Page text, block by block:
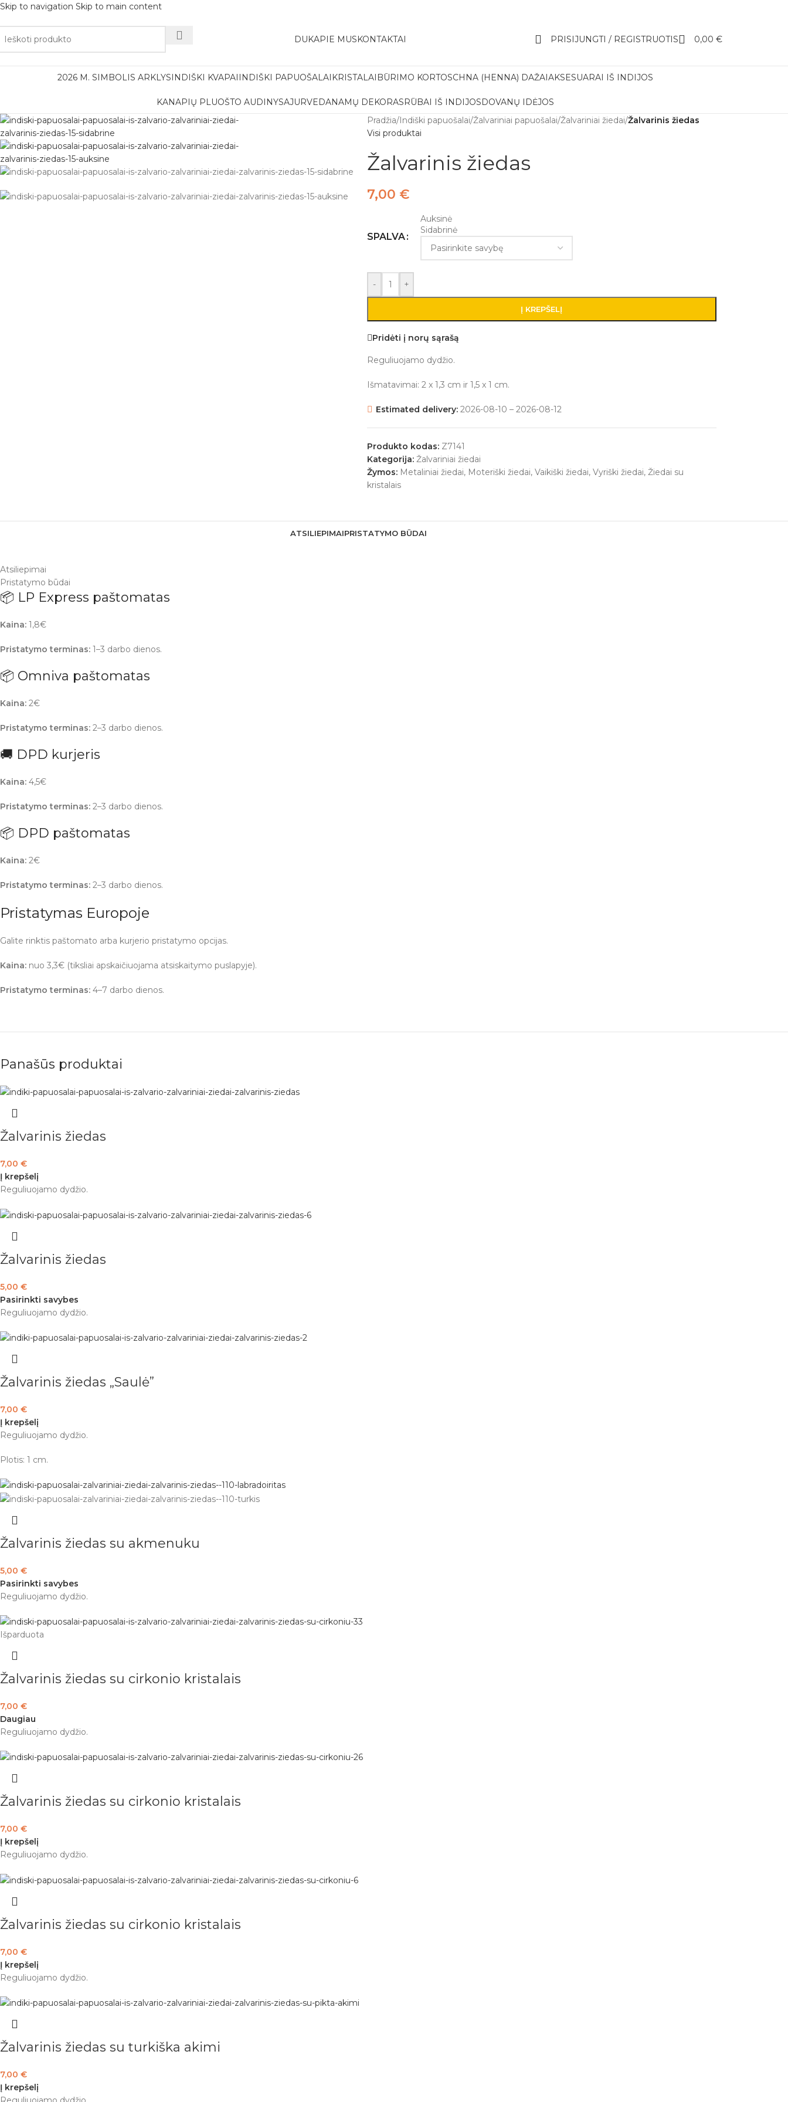
Skip to navigation Skip to main content
DUKAPIE MUSKONTAKTAI PRISIJUNGTI / REGISTRUOTIS 0,00 €
2026 M. SIMBOLIS ARKLYSINDIŠKI KVAPAI INDIŠKI PAPUOŠALAI KRISTALAI BŪRIMO KORTOSCHNA (HENNA) DAŽAIAKSESUARAI IŠ INDIJOS
KANAPIŲ PLUOŠTO AUDINYSAJURVEDANAMŲ DEKORASRŪBAI IŠ INDIJOSDOVANŲ IDĖJOS
Pradžia/Indiški papuošalai/Žalvariniai papuošalai/Žalvariniai žiedai/Žalvarinis žiedas
Visi produktai
Žalvarinis žiedas
7,00 €
SPALVA
Auksinė
Sidabrinė
- +
Į KREPŠELĮ
Pridėti į norų sąrašą
Reguliuojamo dydžio.
Išmatavimai: 2 x 1,3 cm ir 1,5 x 1 cm.
Estimated delivery:2026-08-10 – 2026-08-12
Produkto kodas: Z7141
Kategorija: Žalvariniai žiedai
Žymos: Metaliniai žiedai, Moteriški žiedai, Vaikiški žiedai, Vyriški žiedai, Žiedai su
kristalais
ATSILIEPIMAIPRISTATYMO BŪDAI
Atsiliepimai
Pristatymo būdai
📦 LP Express paštomatas
Kaina: 1,8€
Pristatymo terminas: 1–3 darbo dienos.
📦 Omniva paštomatas
Kaina: 2€
Pristatymo terminas: 2–3 darbo dienos.
🚚 DPD kurjeris
Kaina: 4,5€
Pristatymo terminas: 2–3 darbo dienos.
📦 DPD paštomatas
Kaina: 2€
Pristatymo terminas: 2–3 darbo dienos.
Pristatymas Europoje
Galite rinktis paštomato arba kurjerio pristatymo opcijas.
Kaina: nuo 3,3€ (tiksliai apskaičiuojama atsiskaitymo puslapyje).
Pristatymo terminas: 4–7 darbo dienos.
Panašūs produktai
Žalvarinis žiedas
7,00 €
Į krepšelį
Reguliuojamo dydžio.
Žalvarinis žiedas
5,00 €
Pasirinkti savybes
Reguliuojamo dydžio.
Žalvarinis žiedas „Saulė”
7,00 €
Į krepšelį
Reguliuojamo dydžio.
Plotis: 1 cm.
Žalvarinis žiedas su akmenuku
5,00 €
Pasirinkti savybes
Reguliuojamo dydžio.
Išparduota
Žalvarinis žiedas su cirkonio kristalais
7,00 €
Daugiau
Reguliuojamo dydžio.
Žalvarinis žiedas su cirkonio kristalais
7,00 €
Į krepšelį
Reguliuojamo dydžio.
Žalvarinis žiedas su cirkonio kristalais
7,00 €
Į krepšelį
Reguliuojamo dydžio.
Žalvarinis žiedas su turkiška akimi
7,00 €
Į krepšelį